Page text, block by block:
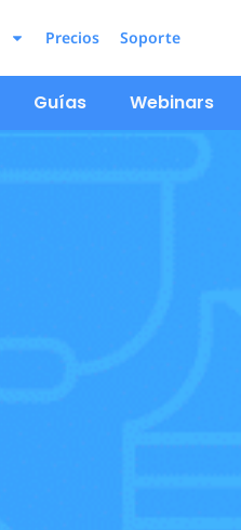
Precios Soporte
Guías Webinars